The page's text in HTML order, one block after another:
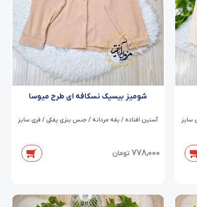
سایز
شومیز بیسیک نسکافه ای طرح میوسا
آستین افتاده / یقه مردانه / جنس ینزی پفکی / فری سایز
778,000 تومان